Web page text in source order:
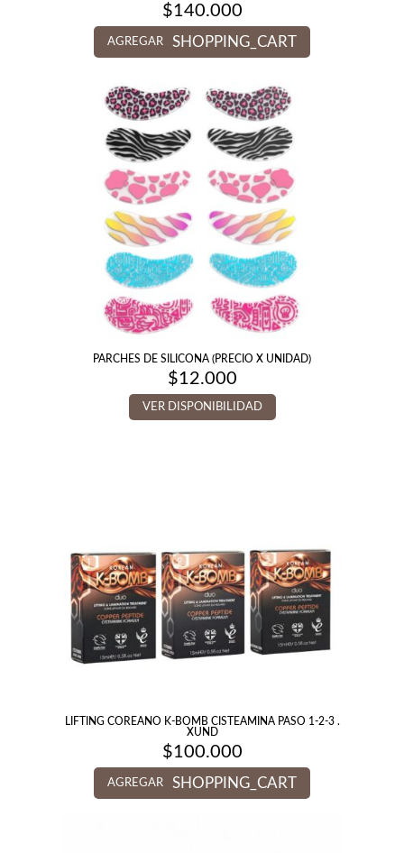
$140.000
AGREGAR SHOPPING_CART
PARCHES DE SILICONA (PRECIO X UNIDAD)
$12.000
VER DISPONIBILIDAD
LIFTING COREANO K-BOMB CISTEAMINA PASO 1-2-3 .
XUND
$100.000
AGREGAR SHOPPING_CART